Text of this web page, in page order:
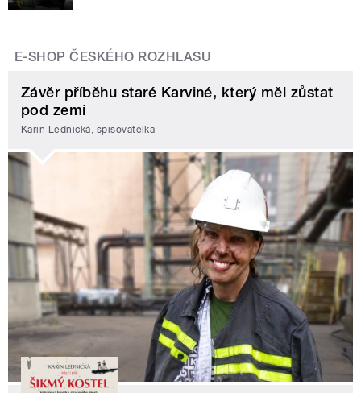
E-SHOP ČESKÉHO ROZHLASU
Závěr příběhu staré Karviné, který měl zůstat
pod zemí
Karin Lednická, spisovatelka